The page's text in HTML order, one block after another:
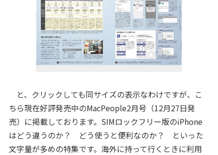
と、クリックしても同サイズの表示なわけですが、こ
ちら現在好評発売中のMacPeople2月号（12月27日発
売）に掲載しております。SIMロックフリー版のiPhone
はどう違うのか？ どう使うと便利なのか？ といった
文字量が多めの特集です。海外に持って行くときに利用